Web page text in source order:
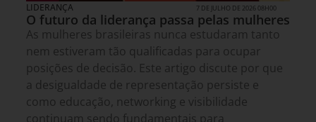
LIDERANÇA 7 DE JULHO DE 2026 08H00
O futuro da liderança passa pelas mulheres
As mulheres brasileiras nunca estudaram tanto
nem estiveram tão qualificadas para ocupar
posições de decisão. Este artigo discute por que
a desigualdade de representação persiste e
como educação, networking e visibilidade
continuam sendo fundamentais para